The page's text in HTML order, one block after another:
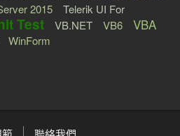
2015
Telerik UI For
Test VB.NET VB6 VBA
WinForm